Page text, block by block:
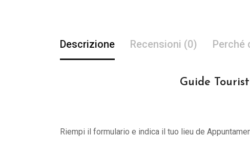
Descrizione Recensioni (0) Perché
Guide
Riempi il formulario e indica il tuo lieu de